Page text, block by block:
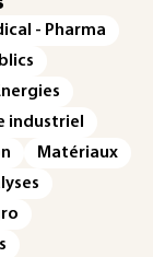
- Pharma
industriel
Matériaux